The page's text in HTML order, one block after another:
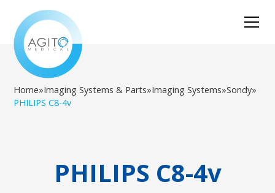
Home»Imaging Systems & Parts»Imaging Systems»Sondy»
PHILIPS C8-4v
PHILIPS C8-4v